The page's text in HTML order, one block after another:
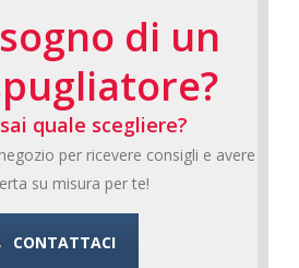
di un
quale scegliere?
per ricevere consigli e avere
su misura per te!
CONTATTACI